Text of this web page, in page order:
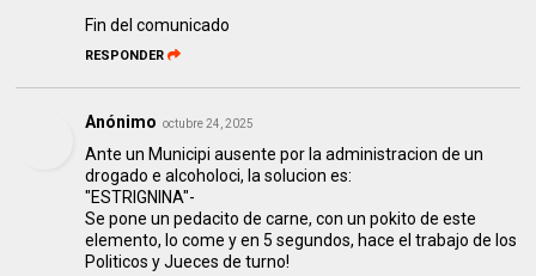
Fin del comunicado
RESPONDER
Anónimo octubre 24, 2025
Ante un Municipi ausente por la administracion de un
drogado e alcoholoci, la solucion es:
"ESTRIGNINA"-
Se pone un pedacito de carne, con un pokito de este
elemento, lo come y en 5 segundos, hace el trabajo de los
Politicos y Jueces de turno!